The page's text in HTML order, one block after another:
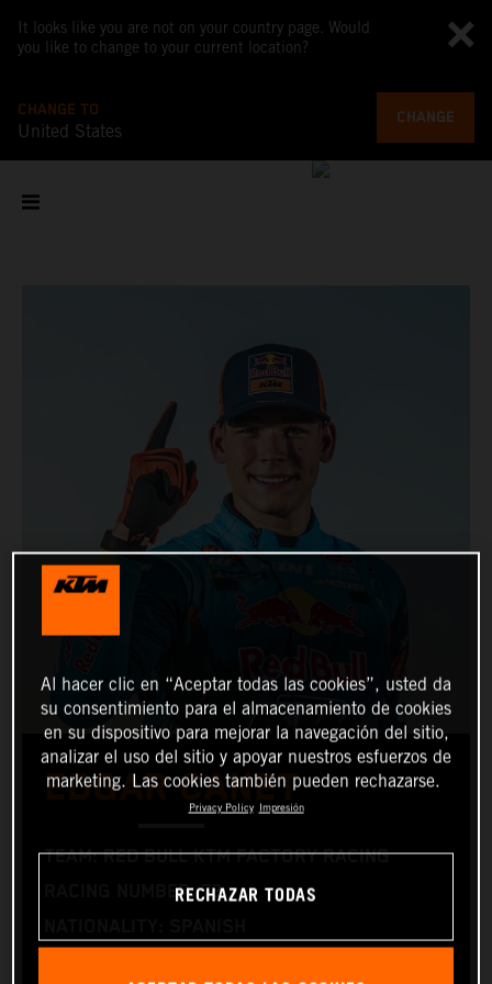
It looks like you are not on your country page. Would
you like to change to your current location?
CHANGE TO
United States
CHANGE
EDGAR CANET
TEAM: RED BULL KTM FACTORY RACING
RACING NUMBER: 73
Al hacer clic en “Aceptar todas las cookies”, usted da
su consentimiento para el almacenamiento de cookies
en su dispositivo para mejorar la navegación del sitio,
analizar el uso del sitio y apoyar nuestros esfuerzos de
marketing. Las cookies también pueden rechazarse.
Privacy Policy Impresión
RECHAZAR TODAS